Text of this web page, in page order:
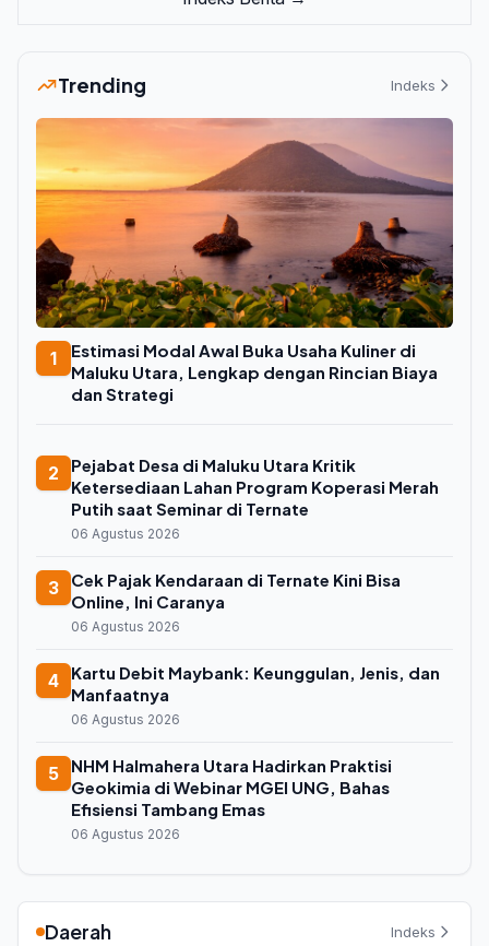
Trending Indeks
1
Estimasi Modal Awal Buka Usaha Kuliner di
Maluku Utara, Lengkap dengan Rincian Biaya
dan Strategi
2
Pejabat Desa di Maluku Utara Kritik
Ketersediaan Lahan Program Koperasi Merah
Putih saat Seminar di Ternate
06 Agustus 2026
3
Cek Pajak Kendaraan di Ternate Kini Bisa
Online, Ini Caranya
06 Agustus 2026
4
Kartu Debit Maybank: Keunggulan, Jenis, dan
Manfaatnya
06 Agustus 2026
5
NHM Halmahera Utara Hadirkan Praktisi
Geokimia di Webinar MGEI UNG, Bahas
Efisiensi Tambang Emas
06 Agustus 2026
Daerah Indeks